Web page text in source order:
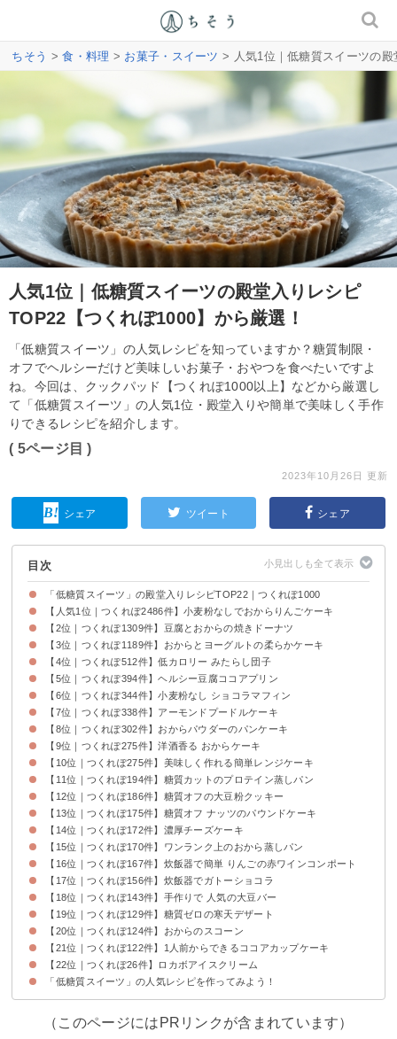
ちそう >食・料理 > お菓子・スイーツ > 人気1位｜低糖質スイーツの
人気1位｜低糖質スイーツの殿堂入りレシピ
TOP22【つくれぽ1000】から厳選！
「低糖質スイーツ」の人気レシピを知っていますか？糖質制限・
オフでヘルシーだけど美味しいお菓子・おやつを食べたいですよ
ね。今回は、クックパッド【つくれぽ1000以上】などから厳選し
て「低糖質スイーツ」の人気1位・殿堂入りや簡単で美味しく手作
りできるレシピを紹介します。
( 5ページ目 )
2023年10月26日 更新
シェア ツイート シェア
目次
「低糖質スイーツ」の殿堂入りレシピTOP22｜つくれぽ1000
【人気1位｜つくれぽ2486件】小麦粉なしでおからりんごケーキ
【2位｜つくれぽ1309件】豆腐とおからの焼きドーナツ
【3位｜つくれぽ1189件】おからとヨーグルトの柔らかケーキ
【4位｜つくれぽ512件】低カロリー みたらし団子
【5位｜つくれぽ394件】ヘルシー豆腐ココアプリン
【6位｜つくれぽ344件】小麦粉なし ショコラマフィン
【7位｜つくれぽ338件】アーモンドプードルケーキ
【8位｜つくれぽ302件】おからパウダーのパンケーキ
【9位｜つくれぽ275件】洋酒香る おからケーキ
【10位｜つくれぽ275件】美味しく作れる簡単レンジケーキ
【11位｜つくれぽ194件】糖質カットのプロテイン蒸しパン
【12位｜つくれぽ186件】糖質オフの大豆粉クッキー
【13位｜つくれぽ175件】糖質オフ ナッツのパウンドケーキ
【14位｜つくれぽ172件】濃厚チーズケーキ
【15位｜つくれぽ170件】ワンランク上のおから蒸しパン
【16位｜つくれぽ167件】炊飯器で簡単 りんごの赤ワインコンポート
【17位｜つくれぽ156件】炊飯器でガトーショコラ
【18位｜つくれぽ143件】手作りで 人気の大豆バー
【19位｜つくれぽ129件】糖質ゼロの寒天デザート
【20位｜つくれぽ124件】おからのスコーン
【21位｜つくれぽ122件】1人前からできるココアカップケーキ
【22位｜つくれぽ26件】ロカボアイスクリーム
「低糖質スイーツ」の人気レシピを作ってみよう！
（このページにはPRリンクが含まれています）